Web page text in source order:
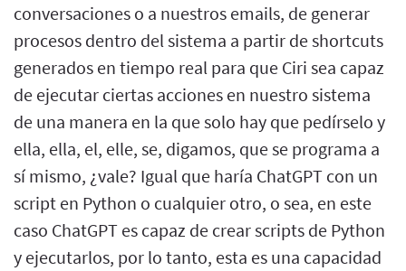
conversaciones o a nuestros emails, de generar
procesos dentro del sistema a partir de shortcuts
generados en tiempo real para que Ciri sea capaz
de ejecutar ciertas acciones en nuestro sistema
de una manera en la que solo hay que pedírselo y
ella, ella, el, elle, se, digamos, que se programa a
sí mismo, ¿vale? Igual que haría ChatGPT con un
script en Python o cualquier otro, o sea, en este
caso ChatGPT es capaz de crear scripts de Python
y ejecutarlos, por lo tanto, esta es una capacidad